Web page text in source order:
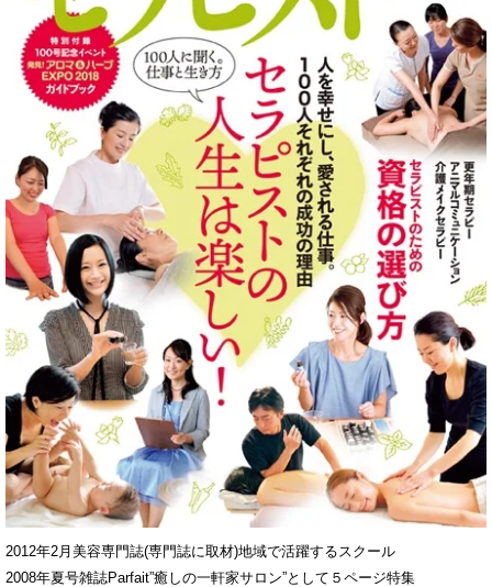
2012年2月美容専門誌(専門誌に取材)地域で活躍するスクール
2008年夏号雑誌Parfait”癒しの一軒家サロン”として５ページ特集